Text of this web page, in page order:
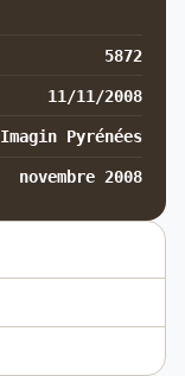
5872
11/11/2008
Imagin Pyrénées
novembre 2008